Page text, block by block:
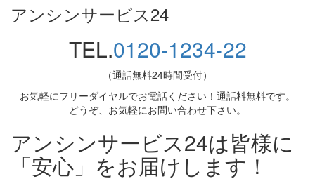
アンシンサービス24
TEL.0120-1234-22
（通話無料24時間受付）
お気軽にフリーダイヤルでお電話ください！通話料無料です。
どうぞ、お気軽にお問い合わせ下さい。
アンシンサービス24は皆様に
「安心」をお届けします！